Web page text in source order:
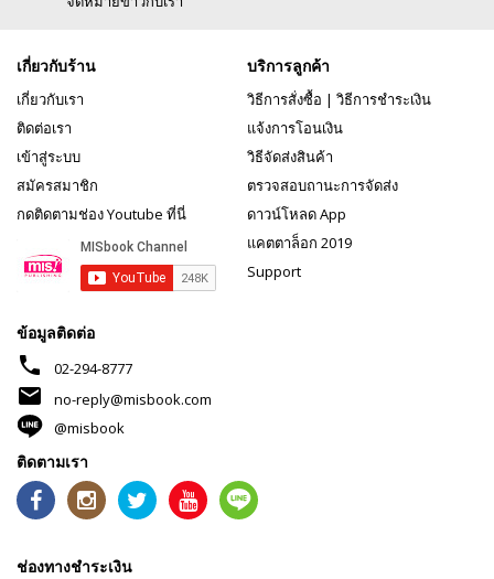
เกี่ยวกับร้าน
เกี่ยวกับเรา
ติดต่อเรา
เข้าสู่ระบบ
สมัครสมาชิก
กดติดตามช่อง Youtube ที่นี่
บริการลูกค้า
วิธีการสั่งซื้อ | วิธีการชำระเงิน
แจ้งการโอนเงิน
วิธีจัดส่งสินค้า
ตรวจสอบถานะการจัดส่ง
ดาวน์โหลด App
แคตตาล็อก 2019
Support
ข้อมูลติดต่อ
phone 02-294-8777
mail
no-reply@misbook.com
@misbook
ติดตามเรา
ช่องทางชำระเงิน